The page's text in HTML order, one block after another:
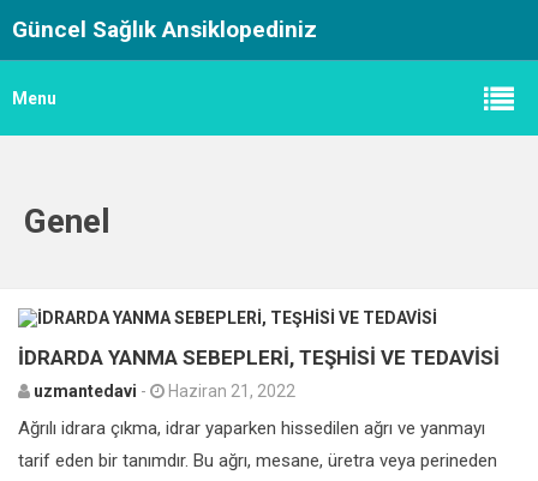
Güncel Sağlık Ansiklopediniz
Menu
Genel
İDRARDA YANMA SEBEPLERİ, TEŞHİSİ VE TEDAVİSİ
uzmantedavi - Haziran 21, 2022
Ağrılı idrara çıkma, idrar yaparken hissedilen ağrı ve yanmayı
tarif eden bir tanımdır. Bu ağrı, mesane, üretra veya perineden